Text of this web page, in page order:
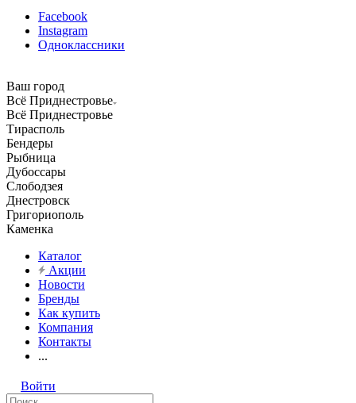
Facebook
Instagram
Одноклассники
Ваш город
Всё Приднестровье
Всё Приднестровье
Тирасполь
Бендеры
Рыбница
Дубоссары
Слободзея
Днестровск
Григориополь
Каменка
Каталог
Акции
Новости
Бренды
Как купить
Компания
Контакты
...
Войти